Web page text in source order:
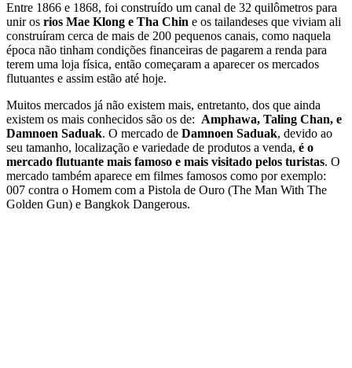
Entre 1866 e 1868, foi construído um canal de 32 quilômetros para
unir os rios Mae Klong e Tha Chin e os tailandeses que viviam ali
construíram cerca de mais de 200 pequenos canais, como naquela
época não tinham condições financeiras de pagarem a renda para
terem uma loja física, então começaram a aparecer os mercados
flutuantes e assim estão até hoje.
Muitos mercados já não existem mais, entretanto, dos que ainda
existem os mais conhecidos são os de: Amphawa, Taling Chan, e
Damnoen Saduak. O mercado de Damnoen Saduak, devido ao
seu tamanho, localização e variedade de produtos a venda, é o
mercado flutuante mais famoso e mais visitado pelos turistas. O
mercado também aparece em filmes famosos como por exemplo:
007 contra o Homem com a Pistola de Ouro (The Man With The
Golden Gun) e Bangkok Dangerous.